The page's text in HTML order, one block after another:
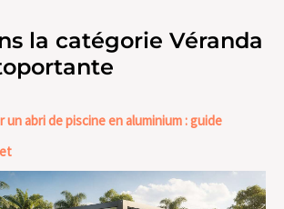
la catégorie Véranda
un abri de piscine en aluminium : guide